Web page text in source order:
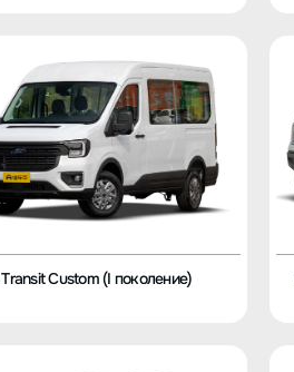
Transit Custom (I поколение)